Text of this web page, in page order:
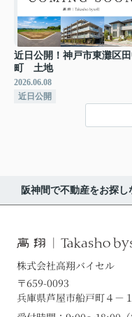
近日公開！神戸市東灘区
町 土地
2026.06.08
近日公開
阪神間で不動産をお探
株式会社高翔バイセル
〒659-0093
兵庫県芦屋市船戸町４－